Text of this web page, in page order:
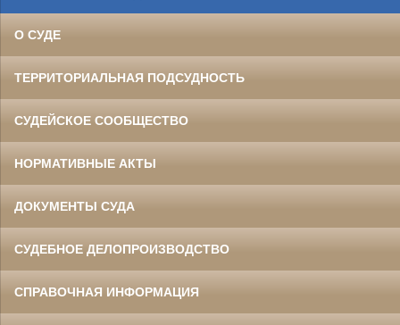
О СУДЕ
ТЕРРИТОРИАЛЬНАЯ ПОДСУДНОСТЬ
СУДЕЙСКОЕ СООБЩЕСТВО
НОРМАТИВНЫЕ АКТЫ
ДОКУМЕНТЫ СУДА
СУДЕБНОЕ ДЕЛОПРОИЗВОДСТВО
СПРАВОЧНАЯ ИНФОРМАЦИЯ